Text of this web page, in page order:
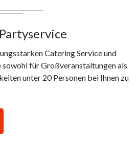
Catering Service und
sowohl für Großveranstaltungen als
unter 20 Personen bei Ihnen zu